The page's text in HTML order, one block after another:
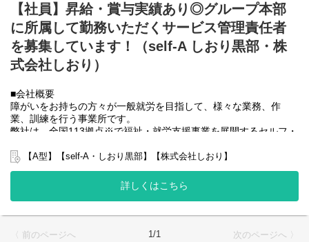
般就労を目指す、または高い工賃を目指すサービス。
利用者さんと様々な話しをしながら目標などを一緒に立てて一般
就労までのお手伝いをして頂く、サービス管理責任者を募集して
おります。
就労施設でのサービス管理責任者の業務。
・個別支援計画の作成一式。（弊社システムを使用して作成して
いきます。）
・利用者さん、ご両親、外部関係機関との連絡調整。
・その他、付随する業務
て働き安い環境を整え業務負荷を減らす工夫をしております。
・支援費請求は行いません。代理請求を導入していますので利用
記録のチェックのみです。
ステムを使用しているのでPC１つで管理できる体制となっていま
【社員】昇給・賞与実績あり◎グループ本部
に所属して勤務いただくサービス管理責任者
を募集しています！（self-A しおり黒部・株
式会社しおり）
■会社概要
障がいをお持ちの方々が一般就労を目指して、様々な業務、作
業、訓練を行う事業所です。
弊社は、全国113拠点※で福祉・就労支援事業を展開するセルフ・
グループ全体で培った豊富なノウハウとネットワークを活かし、
弊社グループでは主に以下のパターンの事業所を全国に展開をさ
【就労継続支援A型事業所】
⇒障がい者の方々と雇用契約を結んで業務を行って頂きながら一
【A型】【self-A・しおり黒部】【株式会社しおり】
詳しくはこちら
〈 前のページへ 1/1 次のページへ 〉